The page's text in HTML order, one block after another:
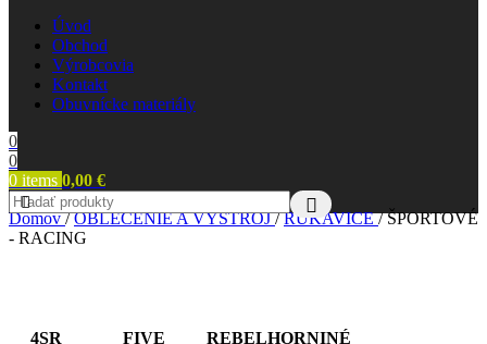
Úvod
Obchod
Výrobcovia
Kontakt
Obuvnícke materiály
0
0
0 items 0,00 €
Domov/ OBLEČENIE A VÝSTROJ/ RUKAVICE/ ŠPORTOVÉ
- RACING
4SR FIVE REBELHORNINÉ